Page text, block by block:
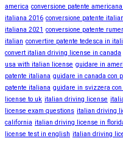
america conversione patente
italiana 2016 conversione patente
italiana 2021 conversione patente
italian convertire patente tedesca in
convert italian driving license in canada
usa with italian license guidare in
patente italiana guidare in canada con
patente italiana guidare in svizzera
license to uk italian driving license
license exam questions italian driving
california italian driving license in
license test in english italian driving